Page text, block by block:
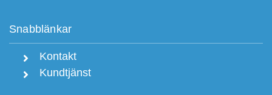
Snabblänkar
Kontakt
Kundtjänst